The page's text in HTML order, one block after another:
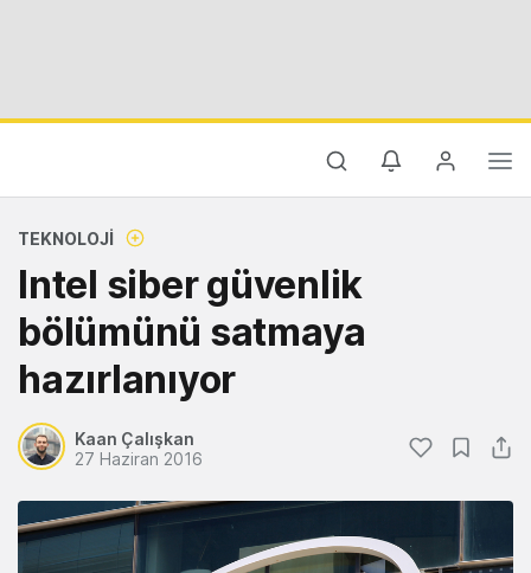
TEKNOLOJI
Intel siber güvenlik
bölümünü satmaya
hazırlanıyor
Kaan Çalışkan
27 Haziran 2016